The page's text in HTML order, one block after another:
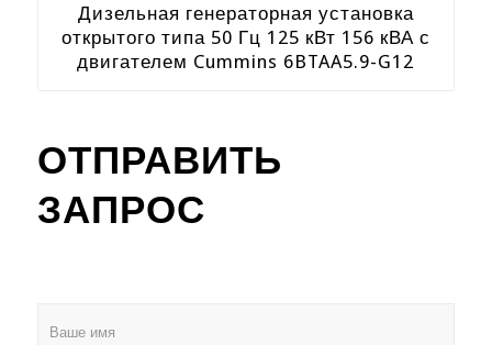
Дизельная генераторная установка
открытого типа 50 Гц 125 кВт 156 кВА с
двигателем Cummins 6BTAA5.9-G12
ОТПРАВИТЬ
ЗАПРОС